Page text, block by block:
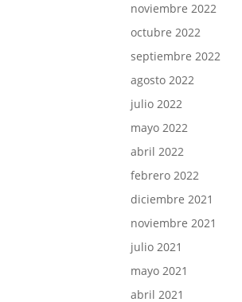
noviembre 2022
octubre 2022
septiembre 2022
agosto 2022
julio 2022
mayo 2022
abril 2022
febrero 2022
diciembre 2021
noviembre 2021
julio 2021
mayo 2021
abril 2021